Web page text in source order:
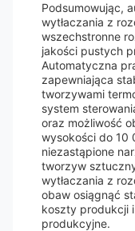
Podsumowując,
wytłaczania z
wszechstronne
jakości pustych
Automatyczna
zapewniająca
tworzywami
system
oraz możliwość
wysokości do 10
niezastąpione
tworzyw
wytłaczania z
obaw osiągnąć
koszty produkcji
produkcyjne.